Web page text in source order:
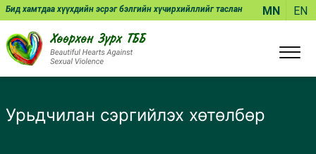
Бид хамтдаа хүүхдийн эсрэг бэлгийн хүчирхийллийг таслан
зогсоож чадна!
MN EN
Урьдчилан сэргийлэх хөтөлбөр